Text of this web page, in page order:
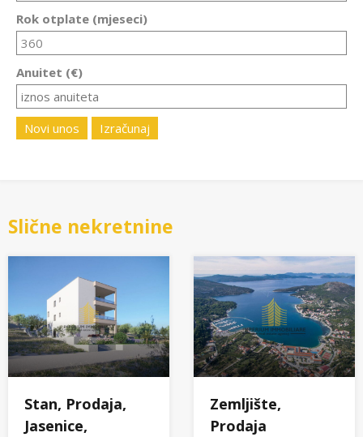
Rok otplate (mjeseci)
Anuitet (€)
Novi unos Izračunaj
Slične nekretnine
Stan, Prodaja,
Jasenice,
Zemljište,
Prodaja